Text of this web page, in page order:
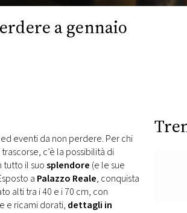
a gennaio
eventi da non perdere. Per chi
c’è la possibilità di
tutto il suosplendore (e le sue
a Palazzo Reale, conquista
alti tra i 40 e i 70 cm, con
e ricami dorati, dettagli in